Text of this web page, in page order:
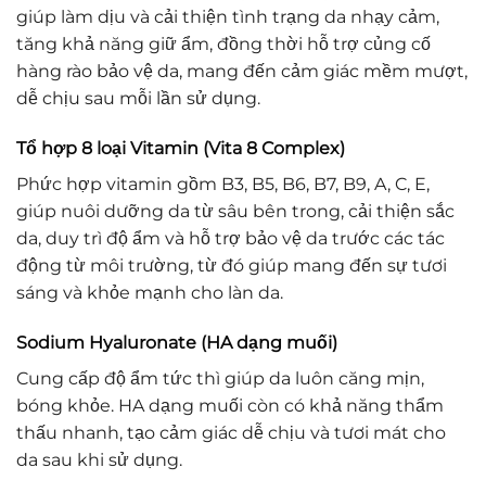
giúp làm dịu và cải thiện tình trạng da nhạy cảm,
tăng khả năng giữ ẩm, đồng thời hỗ trợ củng cố
hàng rào bảo vệ da, mang đến cảm giác mềm mượt,
dễ chịu sau mỗi lần sử dụng.
Tổ hợp 8 loại Vitamin (Vita 8 Complex)
Phức hợp vitamin gồm B3, B5, B6, B7, B9, A, C, E,
giúp nuôi dưỡng da từ sâu bên trong, cải thiện sắc
da, duy trì độ ẩm và hỗ trợ bảo vệ da trước các tác
động từ môi trường, từ đó giúp mang đến sự tươi
sáng và khỏe mạnh cho làn da.
Sodium Hyaluronate (HA dạng muối)
Cung cấp độ ẩm tức thì giúp da luôn căng mịn,
bóng khỏe. HA dạng muối còn có khả năng thẩm
thấu nhanh, tạo cảm giác dễ chịu và tươi mát cho
da sau khi sử dụng.